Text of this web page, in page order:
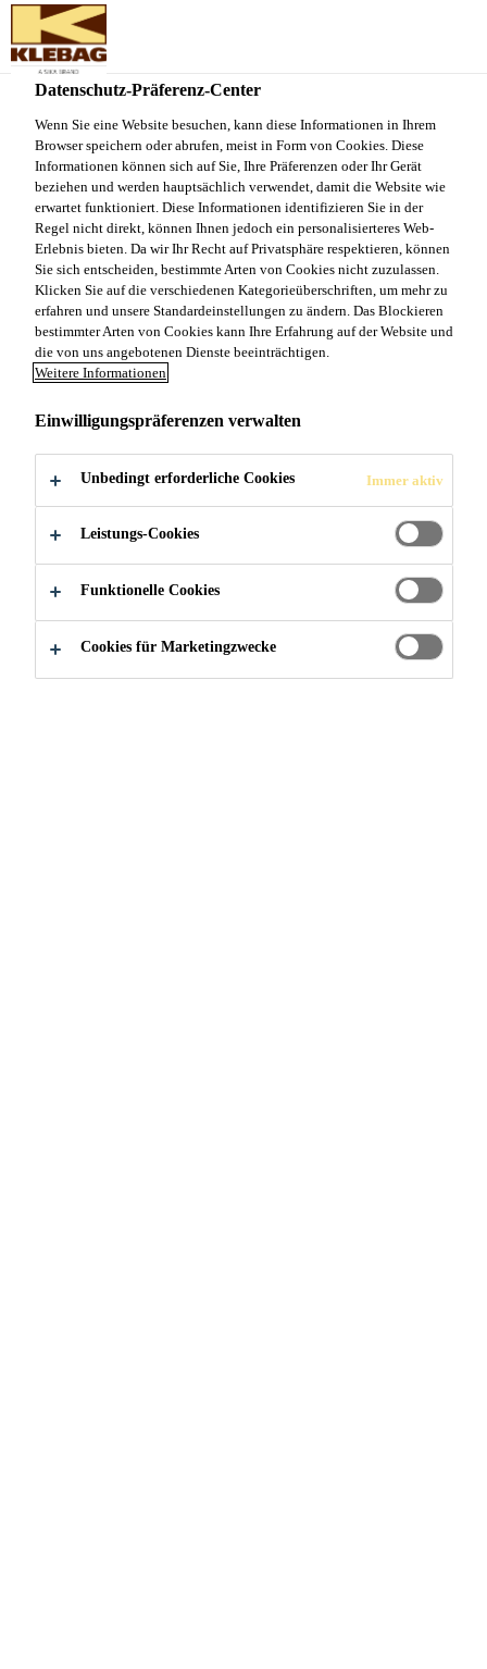
Sika Schweiz AG - VE Klebag
UNTERLAGEN
UND
ENTKOPPLUNGSS
YSTEME
Produkte und Systeme ... Unterlagen und
Datenschutz-Präferenz-Center
Wenn Sie eine Website besuchen, kann diese Informationen in Ihrem
Browser speichern oder abrufen, meist in Form von Cookies. Diese
Informationen können sich auf Sie, Ihre Präferenzen oder Ihr Gerät
beziehen und werden hauptsächlich verwendet, damit die Website wie
erwartet funktioniert. Diese Informationen identifizieren Sie in der
Regel nicht direkt, können Ihnen jedoch ein personalisierteres Web-
Erlebnis bieten. Da wir Ihr Recht auf Privatsphäre respektieren, können
Sie sich entscheiden, bestimmte Arten von Cookies nicht zuzulassen.
Klicken Sie auf die verschiedenen Kategorieüberschriften, um mehr zu
erfahren und unsere Standardeinstellungen zu ändern. Das Blockieren
bestimmter Arten von Cookies kann Ihre Erfahrung auf der Website und
die von uns angebotenen Dienste beeinträchtigen.
Weitere Informationen
Einwilligungspräferenzen verwalten
Unbedingt erforderliche Cookies Immer aktiv
Leistungs-Cookies
Funktionelle Cookies
Cookies für Marketingzwecke